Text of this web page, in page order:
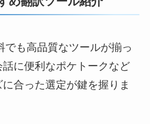
でも高品質なツールが揃っ
に便利なポケトークなど
合った選定が鍵を握りま